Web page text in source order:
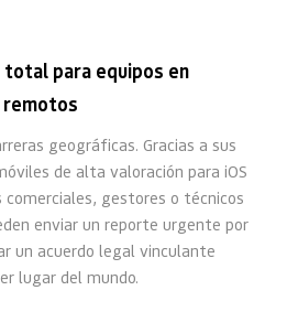
total para equipos en
remotos
geográficas. Gracias a sus
de alta valoración para iOS
comerciales, gestores o técnicos
enviar un reporte urgente por
un acuerdo legal vinculante
lugar del mundo.